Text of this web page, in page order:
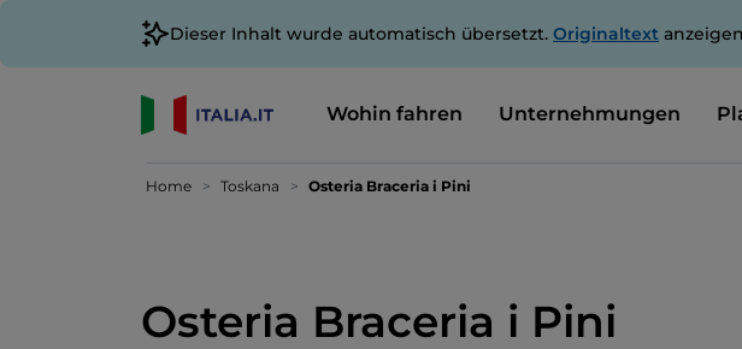
Dieser Inhalt wurde automatisch übersetzt. Originaltext
Wohin fahren Unternehmungen
Home Toskana Osteria Braceria i Pini
Osteria Braceria i Pini